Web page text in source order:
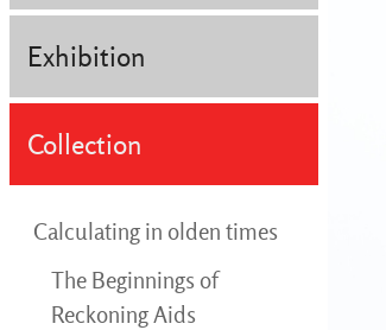
Exhibition
Collection
Calculating in olden times
The Beginnings of
Reckoning Aids